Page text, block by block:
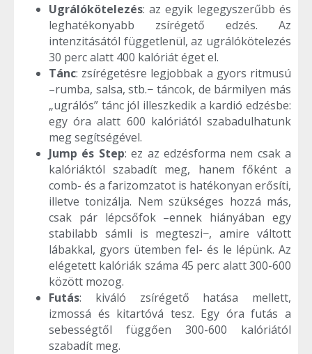
Ugrálókötelezés: az egyik legegyszerűbb és
leghatékonyabb zsírégető edzés. Az
intenzitásától függetlenül, az ugrálókötelezés
30 perc alatt 400 kalóriát éget el.
Tánc: zsírégetésre legjobbak a gyors ritmusú
–rumba, salsa, stb.− táncok, de bármilyen más
„ugrálós” tánc jól illeszkedik a kardió edzésbe:
egy óra alatt 600 kalóriától szabadulhatunk
meg segítségével.
Jump és Step: ez az edzésforma nem csak a
kalóriáktól szabadít meg, hanem főként a
comb- és a farizomzatot is hatékonyan erősíti,
illetve tonizálja. Nem szükséges hozzá más,
csak pár lépcsőfok –ennek hiányában egy
stabilabb sámli is megteszi−, amire váltott
lábakkal, gyors ütemben fel- és le lépünk. Az
elégetett kalóriák száma 45 perc alatt 300-600
között mozog.
Futás: kiváló zsírégető hatása mellett,
izmossá és kitartóvá tesz. Egy óra futás a
sebességtől függően 300-600 kalóriától
szabadít meg.